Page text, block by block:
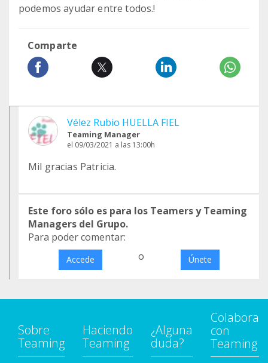
podemos ayudar entre todos.!
Comparte
Vélez Rubio HUELLA FIEL
Teaming Manager
el 09/03/2021 a las 13:00h
Mil gracias Patricia.
Este foro sólo es para los Teamers y Teaming
Managers del Grupo.
Para poder comentar:
Accede o Únete
Sobre
Teaming
Haciendo
Teaming
¿Alguna
duda?
Colabora
con
Teaming